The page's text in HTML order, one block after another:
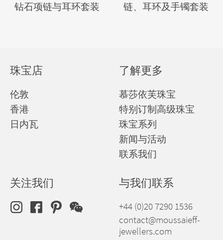
钻石项链与耳环套装
链、耳环及手镯套装
珠宝店
伦敦
香港
日内瓦
了解更多
慕莎依芙珠宝
特别订制高级珠宝
珠宝系列
新闻与活动
联系我们
关注我们 与我们联系
+44 (0)20 7290 1536
contact@moussaieff-
jewellers.com